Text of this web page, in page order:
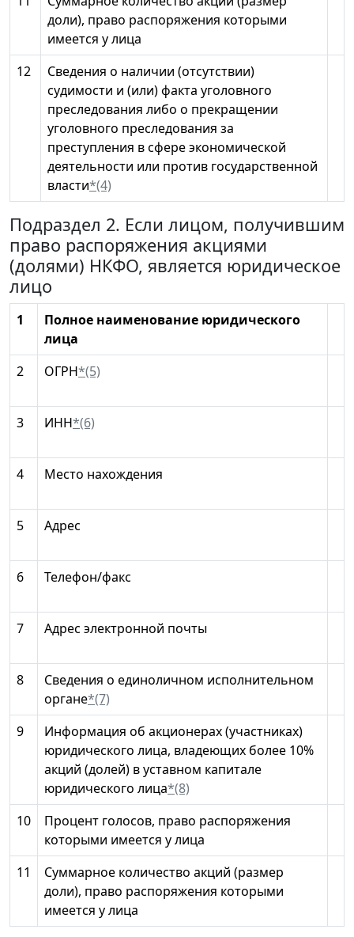
доли), право распоряжения которыми
имеется у лица
12
Сведения о наличии (отсутствии)
судимости и (или) факта уголовного
преследования либо о прекращении
уголовного преследования за
преступления в сфере экономической
деятельности или против государственной
власти*(4)
Подраздел 2. Если лицом, получившим
право распоряжения акциями
(долями) НКФО, является юридическое
лицо
1
Полное наименование юридического
лица
2
ОГРН*(5)
3 ИНН*(6)
4 Место нахождения
5 Адрес
6 Телефон/факс
7 Адрес электронной почты
8
Сведения о единоличном исполнительном
органе*(7)
9
Информация об акционерах (участниках)
юридического лица, владеющих более 10%
акций (долей) в уставном капитале
юридического лица*(8)
10
Процент голосов, право распоряжения
которыми имеется у лица
11
Суммарное количество акций (размер
доли), право распоряжения которыми
имеется у лица